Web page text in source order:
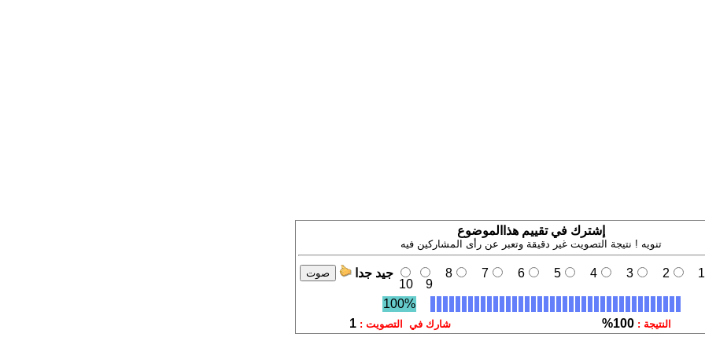
إشترك في تقييم هذاالموضوع
تنويه ! نتيجة التصويت غير دقيقة وتعبر عن رأى المشاركين فيه
1
2
3
4
5
6
7
8
9
10
جيد جدا
100%
النتيجة :100% شارك في التصويت : 1